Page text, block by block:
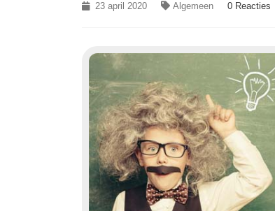
23 april 2020 Algemeen 0 Reacties